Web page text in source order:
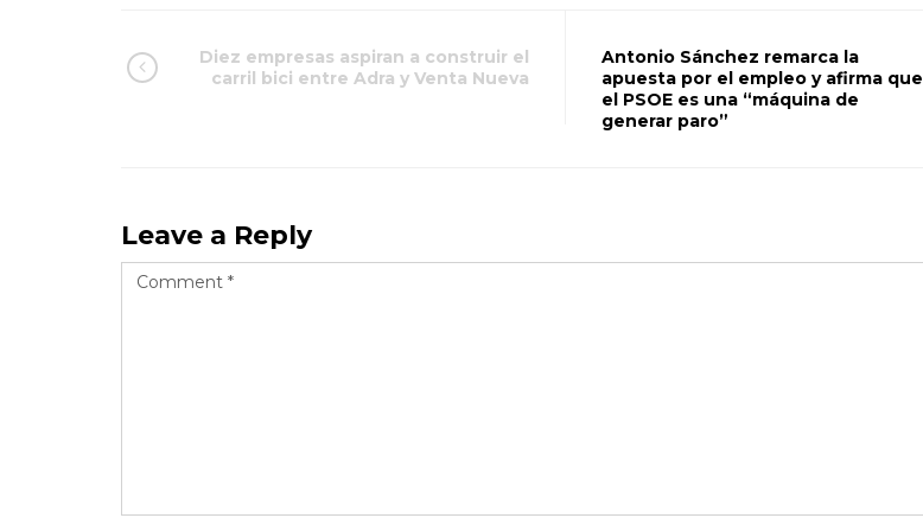
Diez empresas aspiran a construir el
carril bici entre Adra y Venta Nueva
Antonio Sánchez remarca la
apuesta por el empleo y afirma que
el PSOE es una “máquina de
generar paro”
Leave a Reply